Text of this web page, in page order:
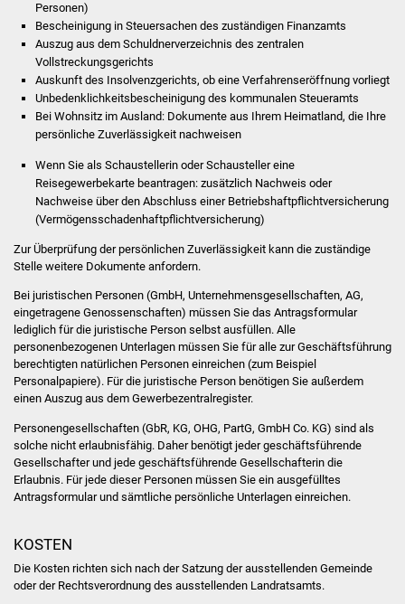
Familienzentrum
Stadtwerke
Suenergie
NETZMonitor
Gesundheit und Notfall
Ärzte und Apotheken
Pflege von Angehörigen
Hitzewarnung / UV-
Index
ÖPNV
Bürgerbus (MOBS)
Kultur & Freizeit
Personen)
Bescheinigung in Steuersachen des zuständigen Finanzamts
Auszug aus dem Schuldnerverzeichnis des zentralen
Vollstreckungsgerichts
Auskunft des Insolvenzgerichts, ob eine Verfahrenseröffnung vorliegt
Unbedenklichkeitsbescheinigung des kommunalen Steueramts
Bei Wohnsitz im Ausland: Dokumente aus Ihrem Heimatland, die Ihre
persönliche Zuverlässigkeit nachweisen
Wenn Sie als Schaustellerin oder Schausteller eine
Reisegewerbekarte beantragen: zusätzlich Nachweis oder
Nachweise über den Abschluss einer Betriebshaftpflichtversicherung
(Vermögensschadenhaftpflichtversicherung)
Zur Überprüfung der persönlichen Zuverlässigkeit kann die zuständige
Stelle weitere Dokumente anfordern.
Bei juristischen Personen (GmbH, Unternehmensgesellschaften, AG,
eingetragene Genossenschaften) müssen Sie das Antragsformular
lediglich für die juristische Person selbst ausfüllen. Alle
personenbezogenen Unterlagen müssen Sie für alle zur Geschäftsführung
berechtigten natürlichen Personen einreichen (zum Beispiel
Personalpapiere). Für die juristische Person benötigen Sie außerdem
einen Auszug aus dem Gewerbezentralregister.
Personengesellschaften (GbR, KG, OHG, PartG, GmbH Co. KG) sind als
solche nicht erlaubnisfähig. Daher benötigt jeder geschäftsführende
Gesellschafter und jede geschäftsführende Gesellschafterin die
Erlaubnis. Für jede dieser Personen müssen Sie ein ausgefülltes
Antragsformular und sämtliche persönliche Unterlagen einreichen.
KOSTEN
Die Kosten richten sich nach der Satzung der ausstellenden Gemeinde
oder der Rechtsverordnung des ausstellenden Landratsamts.